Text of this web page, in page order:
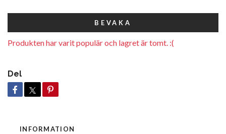
BEVAKA
Produkten har varit populär och lagret är tomt. :(
Del
INFORMATION